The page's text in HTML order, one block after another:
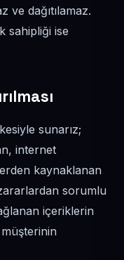
ve dağıtılamaz.
sahipliği ise
sunarız;
internet
kaynaklanan
sorumlu
içeriklerin